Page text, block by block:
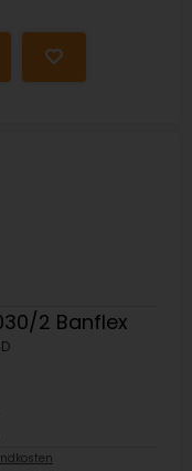
2 Banflex